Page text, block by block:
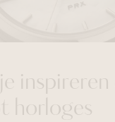
inspireren
horloges